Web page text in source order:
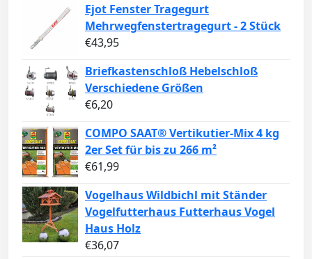
Ejot Fenster Tragegurt
Mehrwegfenstertragegurt - 2 Stück
€43,95
Briefkastenschloß Hebelschloß
Verschiedene Größen
€6,20
COMPO SAAT® Vertikutier-Mix 4 kg
2er Set für bis zu 266 m²
€61,99
Vogelhaus Wildbichl mit Ständer
Vogelfutterhaus Futterhaus Vogel
Haus Holz
€36,07